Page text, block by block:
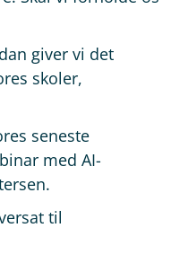
giver vi det
skoler,
seneste
med AI-
til